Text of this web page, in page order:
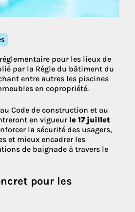
pour les lieux de
par la Régie du bâtiment du
entre autres les piscines
en copropriété.
Code de construction et au
en vigueur le 17 juillet
la sécurité des usagers,
et mieux encadrer les
de baignade à travers le
pour les